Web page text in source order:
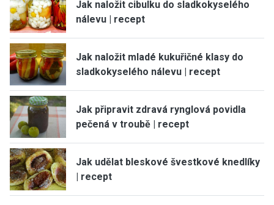
Jak naložit cibulku do sladkokyselého
nálevu | recept
Jak naložit mladé kukuřičné klasy do
sladkokyselého nálevu | recept
Jak připravit zdravá rynglová povidla
pečená v troubě | recept
Jak udělat bleskové švestkové knedlíky
| recept